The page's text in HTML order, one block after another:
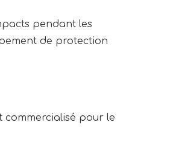
pendant les
de protection
commercialisé pour le